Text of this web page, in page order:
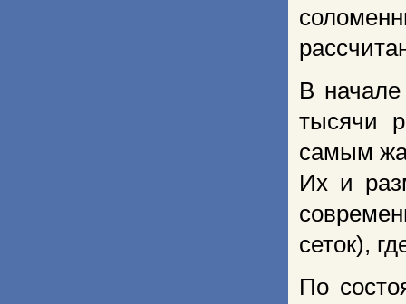
В
тысячи
самым
Их и
сеток),
По